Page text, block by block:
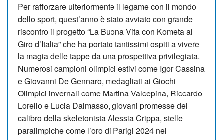
Per rafforzare ulteriormente il legame con il mondo
dello sport, quest’anno è stato avviato con grande
riscontro il progetto “La Buona Vita con Kometa al
Giro d’Italia” che ha portato tantissimi ospiti a vivere
la magia delle tappe da una prospettiva privilegiata.
Numerosi campioni olimpici estivi come Igor Cassina
e Giovanni De Gennaro, medagliati ai Giochi
Olimpici invernali come Martina Valcepina, Riccardo
Lorello e Lucia Dalmasso, giovani promesse del
calibro della skeletonista Alessia Crippa, stelle
paralimpiche come l’oro di Parigi 2024 nel